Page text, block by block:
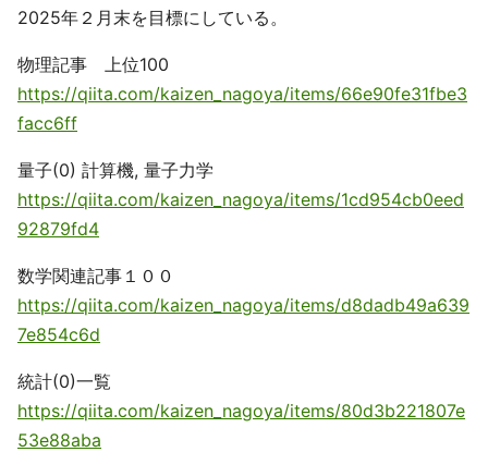
2025年２月末を目標にしている。
物理記事 上位100
https://qiita.com/kaizen_nagoya/items/66e90fe31fbe3
facc6ff
量子(0) 計算機, 量子力学
https://qiita.com/kaizen_nagoya/items/1cd954cb0eed
92879fd4
数学関連記事１００
https://qiita.com/kaizen_nagoya/items/d8dadb49a639
7e854c6d
統計(0)一覧
https://qiita.com/kaizen_nagoya/items/80d3b221807e
53e88aba